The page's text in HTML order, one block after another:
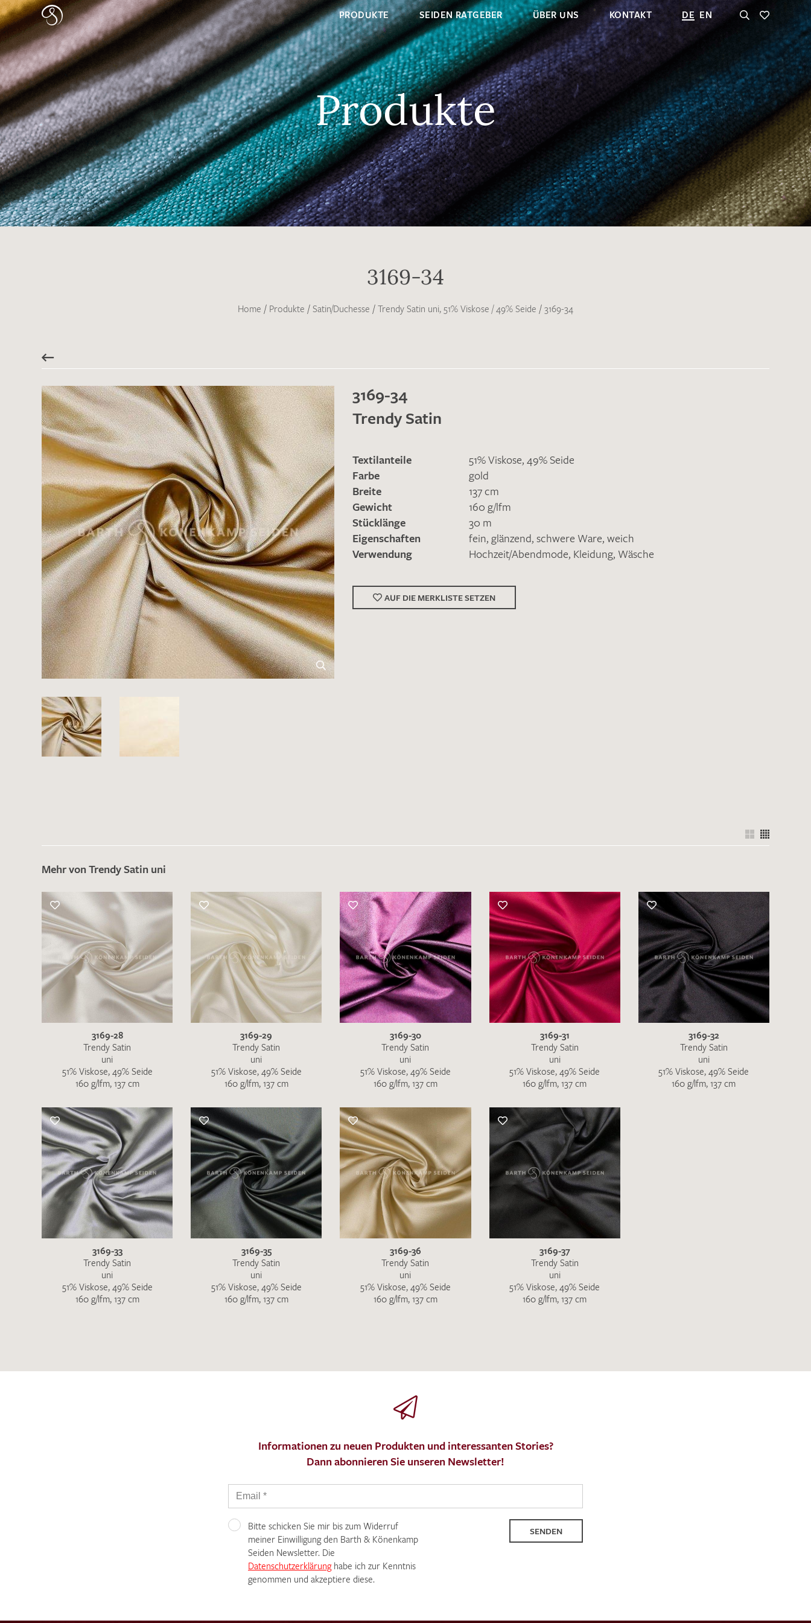
PRODUKTE SEIDEN RATGEBER ÜBER UNS KONTAKT DE EN
Musteranfrage stellen wollen, vermerken
Leider ist das Kontaktformular zum aktuellen Zeitpunkt nicht funktionstüchtig. Bitte
Wir arbeiten schnellstmöglich an einer Lösung – Danke!
Ich bin damit einverstanden, dass meine angegebenen Daten zur Beantwortung meiner Musteranfrage
genutzt werden. DieDatenschutzbestimmungenhabe ich zur Kenntnis genommen und akzeptiere diese.
Produkte
3169-34
Home / Produkte / Satin/Duchesse / Trendy Satin uni, 51% Viskose / 49% Seide / 3169-34
3169-34
Trendy Satin
Textilanteile
51% Viskose, 49% Seide
Farbe
gold
Breite
137 cm
Gewicht
160 g/lfm
Stücklänge
30 m
Eigenschaften
fein, glänzend, schwere Ware, weich
Verwendung
Hochzeit/Abendmode, Kleidung, Wäsche
AUF DIE MERKLISTE SETZEN
Mehr von Trendy Satin uni
3169-28
Trendy Satin
uni
51% Viskose, 49% Seide
160 g/lfm, 137 cm
3169-29
Trendy Satin
uni
51% Viskose, 49% Seide
160 g/lfm, 137 cm
3169-30
Trendy Satin
uni
51% Viskose, 49% Seide
160 g/lfm, 137 cm
3169-31
Trendy Satin
uni
51% Viskose, 49% Seide
160 g/lfm, 137 cm
3169-32
Trendy Satin
uni
51% Viskose, 49% Seide
160 g/lfm, 137 cm
3169-33
Trendy Satin
uni
51% Viskose, 49% Seide
160 g/lfm, 137 cm
3169-35
Trendy Satin
uni
51% Viskose, 49% Seide
160 g/lfm, 137 cm
3169-36
Trendy Satin
uni
51% Viskose, 49% Seide
160 g/lfm, 137 cm
3169-37
Trendy Satin
uni
51% Viskose, 49% Seide
160 g/lfm, 137 cm
Informationen zu neuen Produkten und interessanten Stories?
Dann abonnieren Sie unseren Newsletter!
Bitte schicken Sie mir bis zum Widerruf
meiner Einwilligung den Barth & Könenkamp
Seiden Newsletter. Die
Datenschutzerklärunghabe ich zur Kenntnis
genommen und akzeptiere diese.
SENDEN